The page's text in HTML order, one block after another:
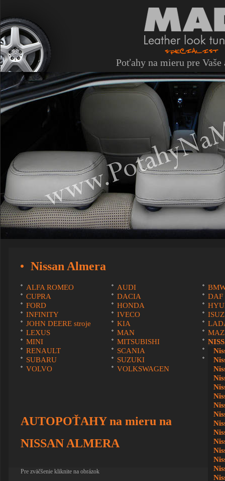
Poťahy na mieru pre Vaše
Nissan Almera
ALFA ROMEO AUDI
CUPRA
DACIA
DAF
FORD
HONDA
INFINITY
IVECO
JOHN DEERE stroje
KIA
LEXUS
MAN
MINI
MITSUBISHI
RENAULT SCANIA
SEAT
SUBARU
SUZUKI
VOLVO
VOLKSWAGEN
AUTOPOŤAHY na mieru na
NISSAN ALMERA
Pre zväčšenie kliknite na obrázok